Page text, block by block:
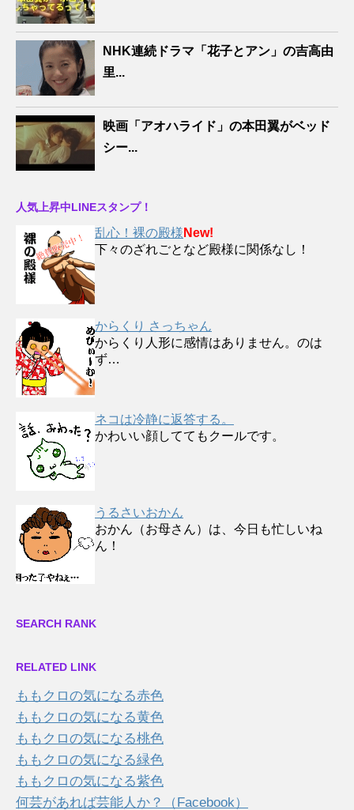
NHK連続ドラマ「花子とアン」の吉高由
里...
映画「アオハライド」の本田翼がベッド
シー...
人気上昇中LINEスタンプ！
乱心！裸の殿様 New!
下々のざれごとなど殿様に関係なし！
からくり さっちゃん
からくり人形に感情はありません。のは
ず…
ネコは冷静に返答する。
かわいい顔しててもクールです。
うるさいおかん
おかん（お母さん）は、今日も忙しいね
ん！
SEARCH RANK
RELATED LINK
ももクロの気になる赤色
ももクロの気になる黄色
ももクロの気になる桃色
ももクロの気になる緑色
ももクロの気になる紫色
何芸があれば芸能人か？（Facebook）